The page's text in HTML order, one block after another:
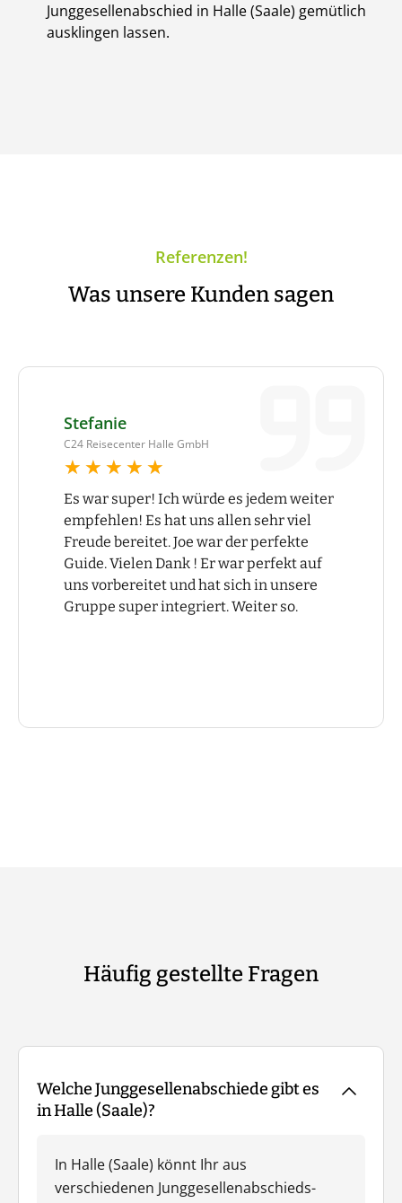
Junggesellenabschied in Halle (Saale) gemütlich
ausklingen lassen.
Referenzen!
Was unsere Kunden sagen
Stefanie
C24 Reisecenter Halle GmbH
★★★★★
★★★★★
Es war super! Ich würde es jedem weiter
empfehlen! Es hat uns allen sehr viel
Freude bereitet. Joe war der perfekte
Guide. Vielen Dank ! Er war perfekt auf
uns vorbereitet und hat sich in unsere
Gruppe super integriert. Weiter so.
Häufig gestellte Fragen
Welche Junggesellenabschiede gibt es
in Halle (Saale)?
In Halle (Saale) könnt Ihr aus
verschiedenen Junggesellenabschieds-